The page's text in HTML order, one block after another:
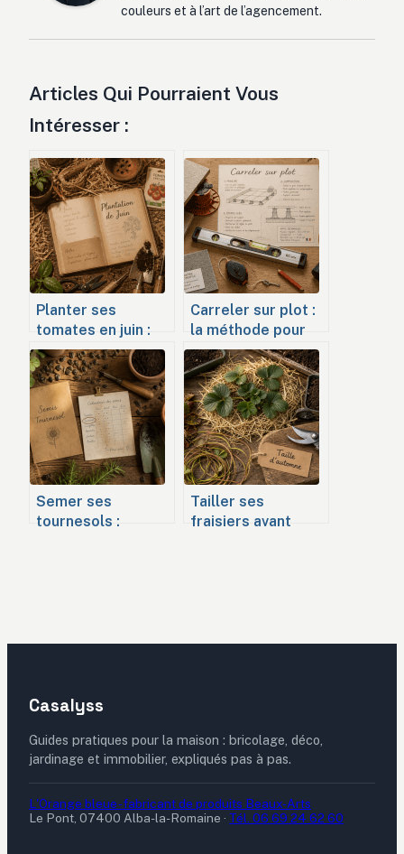
couleurs et à l’art de l’agencement.
Articles Qui Pourraient Vous
Intéresser :
Planter ses
tomates en juin :
est-il trop tard
pour une récolte
abondante ?
Carreler sur plot :
la méthode pour
une terrasse
plane, drainante et
durable sans béton
Semer ses
tournesols :
Tailler ses
fraisiers avant
Casalyss
Guides pratiques pour la maison : bricolage, déco,
jardinage et immobilier, expliqués pas à pas.
L'Orange bleue - fabricant de produits Beaux-Arts
Le Pont, 07400 Alba-la-Romaine · Tél. 06 69 24 62 60